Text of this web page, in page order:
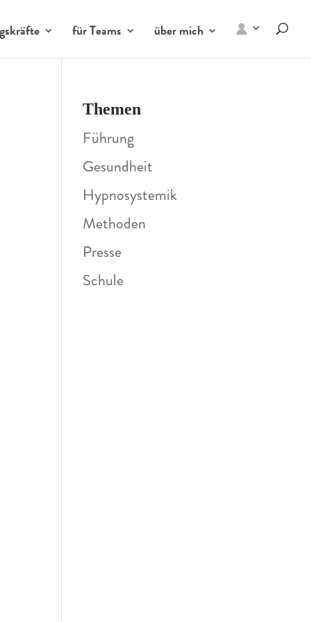
für Teams über mich
Themen
Führung
Gesundheit
Hypnosystemik
Methoden
Presse
Schule